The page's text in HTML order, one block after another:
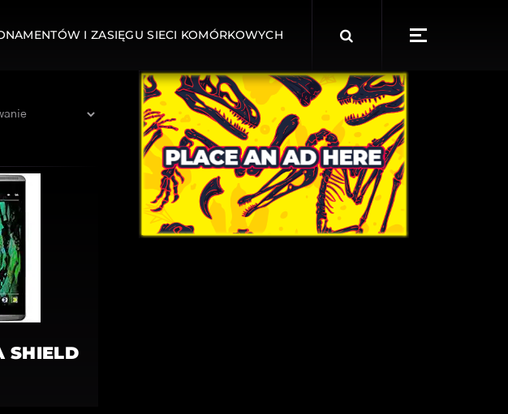
I ZASIĘGU SIECI KOMÓRKOWYCH
for:
SHIELD